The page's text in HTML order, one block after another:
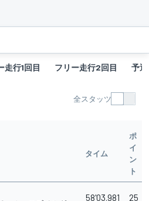
走行1回目 フリー走行2回目 予選
全スタッツ
タイム
ポ
イ
ン
ト
58'03.981 25